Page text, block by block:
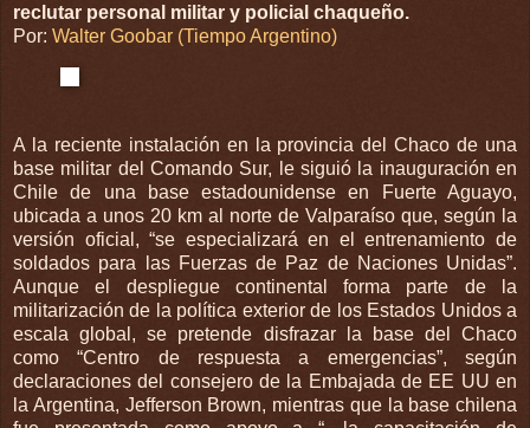
reclutar personal militar y policial chaqueño.
Por: Walter Goobar (Tiempo Argentino)
A la reciente instalación en la provincia del Chaco de una
base militar del Comando Sur, le siguió la inauguración en
Chile de una base estadounidense en Fuerte Aguayo,
ubicada a unos 20 km al norte de Valparaíso que, según la
versión oficial, “se especializará en el entrenamiento de
soldados para las Fuerzas de Paz de Naciones Unidas”.
Aunque el despliegue continental forma parte de la
militarización de la política exterior de los Estados Unidos a
escala global, se pretende disfrazar la base del Chaco
como “Centro de respuesta a emergencias”, según
declaraciones del consejero de la Embajada de EE UU en
la Argentina, Jefferson Brown, mientras que la base chilena